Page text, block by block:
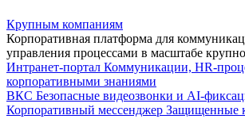
Крупным компаниям
Корпоративная платформа для
управления процессами в масштабе
Интранет-портал Коммуникации, HR-
корпоративными знаниями
ВКС Безопасные видеозвонки и AI-
Корпоративный мессенджер Защищенные